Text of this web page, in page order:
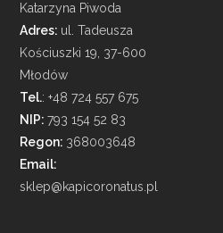
Katarzyna Piwoda
Adres: ul. Tadeusza
Kościuszki 19, 37-600
Młodów
Tel.: +48 724 557 675
NIP:793 154 52 83
Regon: 368003648
Email:
sklep@kapicoronatus.pl